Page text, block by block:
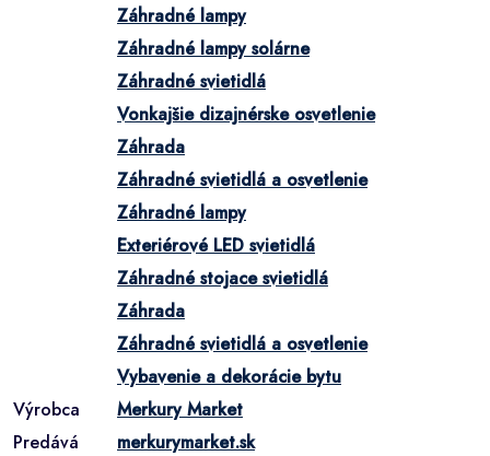
Záhradné lampy
Záhradné lampy solárne
Záhradné svietidlá
Vonkajšie dizajnérske osvetlenie
Záhrada
Záhradné svietidlá a osvetlenie
Záhradné lampy
Exteriérové LED svietidlá
Záhradné stojace svietidlá
Záhrada
Záhradné svietidlá a osvetlenie
Vybavenie a dekorácie bytu
Výrobca
Merkury Market
Predává
merkurymarket.sk